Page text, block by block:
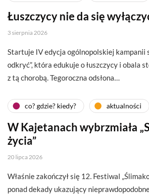
Łuszczycy nie da się
3 sierpnia 2026
Startuje IV edycja ogólnopolskiej kampanii
odkryć”, która edukuje o łuszczycy i obala
z tą chorobą. Tegoroczna odsłona…
co? gdzie? kiedy? aktualności
W Kajetanach wybrzmiała
życia”
20 lipca 2026
Właśnie zakończył się 12. Festiwal
ponad dekady ukazujący